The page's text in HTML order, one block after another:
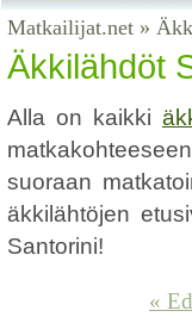
Matkailijat.net »
Äkkilähdöt
Alla on kaikki
suoraan
äkkilähtöjen
Santorini!
«